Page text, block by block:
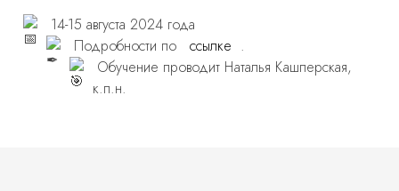
14-15 августа 2024 года
Подробности по
ссылке .
Обучение проводит Наталья Кашперская,
к.п.н.